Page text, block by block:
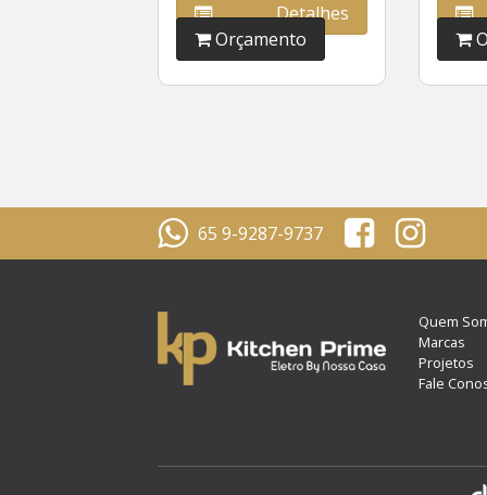
Detalhes
Orçamento
65 9-9287-9737
Quem
Marcas
Projetos
Fale